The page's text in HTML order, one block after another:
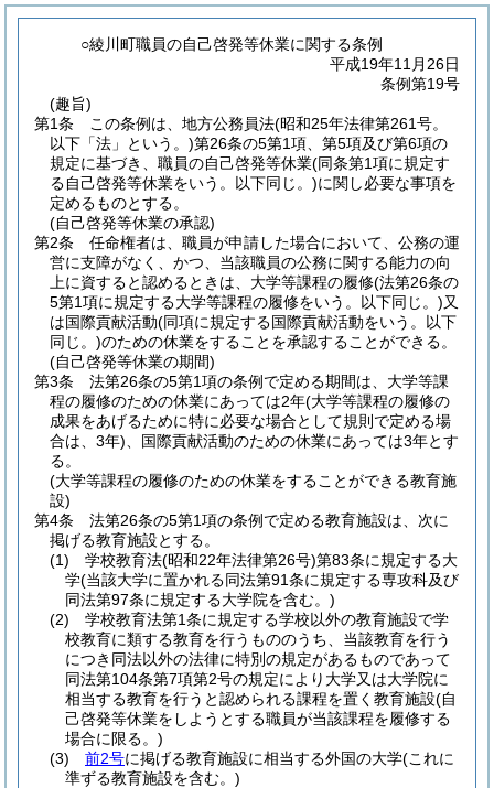
○綾川町職員の自己啓発等休業に関する条例
平成19年11月26日
条例第19号
(趣旨)
第1条
この条例は、地方公務員法(昭和25年法律第261号。
以下「法」という。)第26条の5第1項、第5項及び第6項の
規定に基づき、職員の自己啓発等休業(同条第1項に規定す
る自己啓発等休業をいう。以下同じ。)に関し必要な事項を
定めるものとする。
(自己啓発等休業の承認)
第2条
任命権者は、職員が申請した場合において、公務の運
営に支障がなく、かつ、当該職員の公務に関する能力の向
上に資すると認めるときは、大学等課程の履修(法第26条の
5第1項に規定する大学等課程の履修をいう。以下同じ。)又
は国際貢献活動(同項に規定する国際貢献活動をいう。以下
同じ。)のための休業をすることを承認することができる。
(自己啓発等休業の期間)
第3条
法第26条の5第1項の条例で定める期間は、大学等課
程の履修のための休業にあっては2年(大学等課程の履修の
成果をあげるために特に必要な場合として規則で定める場
合は、3年) 、国際貢献活動のための休業にあっては3年とす
る。
(大学等課程の履修のための休業をすることができる教育施
設)
第4条
法第26条の5第1項の条例で定める教育施設は、次に
掲げる教育施設とする。
(1)
学校教育法(昭和22年法律第26号)第83条に規定する大
学(当該大学に置かれる同法第91条に規定する専攻科及び
同法第97条に規定する大学院を含む。)
(2)
学校教育法第1条に規定する学校以外の教育施設で学
校教育に類する教育を行うもののうち、当該教育を行う
につき同法以外の法律に特別の規定があるものであって
同法第104条第7項第2号の規定により大学又は大学院に
相当する教育を行うと認められる課程を置く教育施設(自
己啓発等休業をしようとする職員が当該課程を履修する
場合に限る。)
(3)
前2号に掲げる教育施設に相当する外国の大学(これに
準ずる教育施設を含む。)